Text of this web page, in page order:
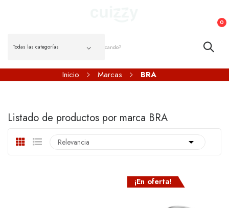
0
Inicio Marcas BRA
Listado de productos por marca BRA
Relevancia 
¡En oferta!